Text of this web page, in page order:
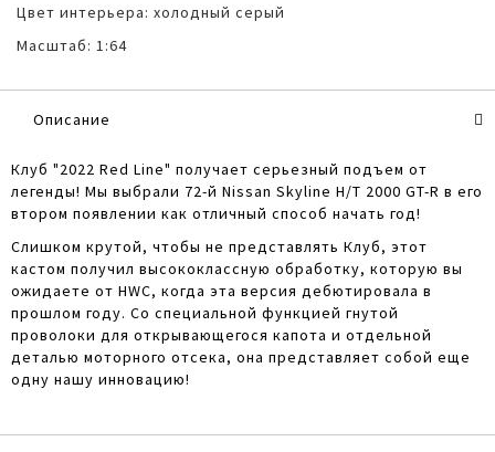
Цвет интерьера: холодный серый
Масштаб: 1:64
Описание
Клуб "2022 Red Line" получает серьезный подъем от
легенды! Мы выбрали 72-й Nissan Skyline H/T 2000 GT-R в его
втором появлении как отличный способ начать год!
Слишком крутой, чтобы не представлять Клуб, этот
кастом получил высококлассную обработку, которую вы
ожидаете от HWC, когда эта версия дебютировала в
прошлом году. Со специальной функцией гнутой
проволоки для открывающегося капота и отдельной
деталью моторного отсека, она представляет собой еще
одну нашу инновацию!